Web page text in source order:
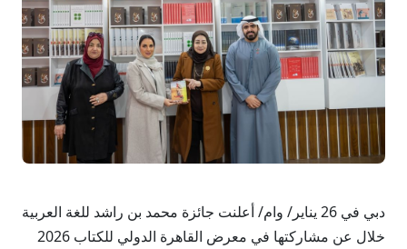
دبي في 26 يناير/ وام/ أعلنت جائزة محمد بن راشد للغة العربية
خلال عن مشاركتها في معرض القاهرة الدولي للكتاب 2026